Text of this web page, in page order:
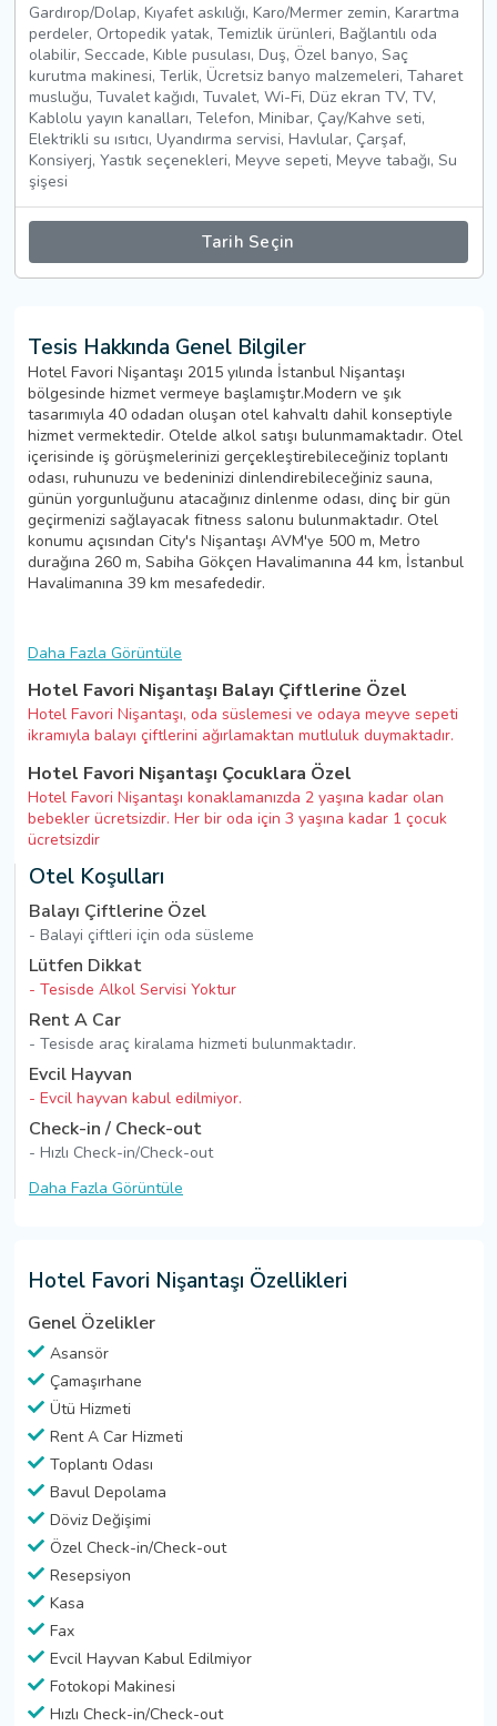
Gardırop/Dolap, Kıyafet askılığı, Karo/Mermer zemin, Karartma
perdeler, Ortopedik yatak, Temizlik ürünleri, Bağlantılı oda
olabilir, Seccade, Kıble pusulası, Duş, Özel banyo, Saç
kurutma makinesi, Terlik, Ücretsiz banyo malzemeleri, Taharet
musluğu, Tuvalet kağıdı, Tuvalet, Wi-Fi, Düz ekran TV, TV,
Kablolu yayın kanalları, Telefon, Minibar, Çay/Kahve seti,
Elektrikli su ısıtıcı, Uyandırma servisi, Havlular, Çarşaf,
Konsiyerj, Yastık seçenekleri, Meyve sepeti, Meyve tabağı, Su
şişesi
Tarih Seçin
Tesis Hakkında Genel Bilgiler
Hotel Favori Nişantaşı 2015 yılında İstanbul Nişantaşı
bölgesinde hizmet vermeye başlamıştır.Modern ve şık
tasarımıyla 40 odadan oluşan otel kahvaltı dahil konseptiyle
hizmet vermektedir. Otelde alkol satışı bulunmamaktadır. Otel
içerisinde iş görüşmelerinizi gerçekleştirebileceğiniz toplantı
odası, ruhunuzu ve bedeninizi dinlendirebileceğiniz sauna,
günün yorgunluğunu atacağınız dinlenme odası, dinç bir gün
geçirmenizi sağlayacak fitness salonu bulunmaktadır. Otel
konumu açısından City's Nişantaşı AVM'ye 500 m, Metro
durağına 260 m, Sabiha Gökçen Havalimanına 44 km, İstanbul
Havalimanına 39 km mesafededir.
Daha Fazla Görüntüle
Hotel Favori Nişantaşı Balayı Çiftlerine Özel
Hotel Favori Nişantaşı, oda süslemesi ve odaya meyve sepeti
ikramıyla balayı çiftlerini ağırlamaktan mutluluk duymaktadır.
Hotel Favori Nişantaşı Çocuklara Özel
Hotel Favori Nişantaşı konaklamanızda 2 yaşına kadar olan
bebekler ücretsizdir. Her bir oda için 3 yaşına kadar 1 çocuk
ücretsizdir
Otel Koşulları
Balayı Çiftlerine Özel
- Balayi çiftleri için oda süsleme
Lütfen Dikkat
- Tesisde Alkol Servisi Yoktur
Rent A Car
- Tesisde araç kiralama hizmeti bulunmaktadır.
Evcil Hayvan
- Evcil hayvan kabul edilmiyor.
Check-in / Check-out
- Hızlı Check-in/Check-out
Daha Fazla Görüntüle
Hotel Favori Nişantaşı Özellikleri
Genel Özelikler
Asansör
Çamaşırhane
Ütü Hizmeti
Rent A Car Hizmeti
Toplantı Odası
Bavul Depolama
Döviz Değişimi
Özel Check-in/Check-out
Resepsiyon
Kasa
Fax
Evcil Hayvan Kabul Edilmiyor
Fotokopi Makinesi
Hızlı Check-in/Check-out